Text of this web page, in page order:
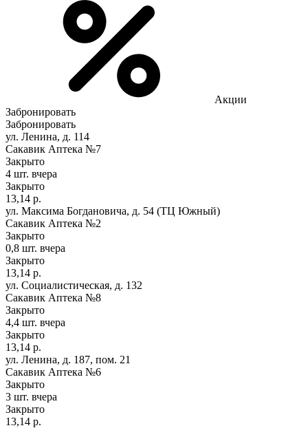
Акции
Забронировать
Забронировать
ул. Ленина, д. 114
Сакавик Аптека №7
Закрыто
4 шт. вчера
Закрыто
13,14 р.
ул. Максима Богдановича, д. 54 (ТЦ Южный)
Сакавик Аптека №2
Закрыто
0,8 шт. вчера
Закрыто
13,14 р.
ул. Социалистическая, д. 132
Сакавик Аптека №8
Закрыто
4,4 шт. вчера
Закрыто
13,14 р.
ул. Ленина, д. 187, пом. 21
Сакавик Аптека №6
Закрыто
3 шт. вчера
Закрыто
13,14 р.